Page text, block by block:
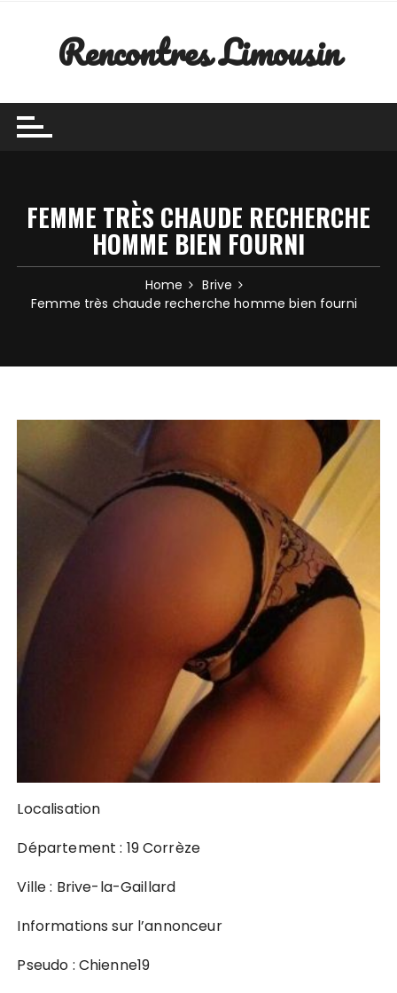
Rencontres Limousin
FEMME TRÈS CHAUDE RECHERCHE
HOMME BIEN FOURNI
Home
Brive
Femme très chaude recherche homme bien fourni
Localisation
Département : 19 Corrèze
Ville : Brive-la-Gaillard
Informations sur l’annonceur
Pseudo : Chienne19